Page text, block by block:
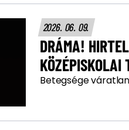
2026. 06. 09.
DRÁMA!
KÖZÉPISKOLAI
Betegsége